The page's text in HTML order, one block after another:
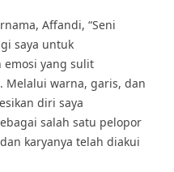
Affandi, “Seni
saya untuk
emosi yang sulit
Melalui warna, garis, dan
diri saya
salah satu pelopor
karyanya telah diakui